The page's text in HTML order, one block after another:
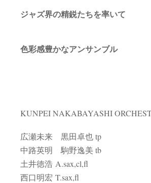
ジャズ界の精鋭たちを率いて
色彩感豊かなアンサンブル
KUNPEI NAKABAYASHI
広瀬未来 黒田卓也 tp
中路英明 駒野逸美 tb
土井徳浩 A.sax,cl,fl
西口明宏 T.sax,fl